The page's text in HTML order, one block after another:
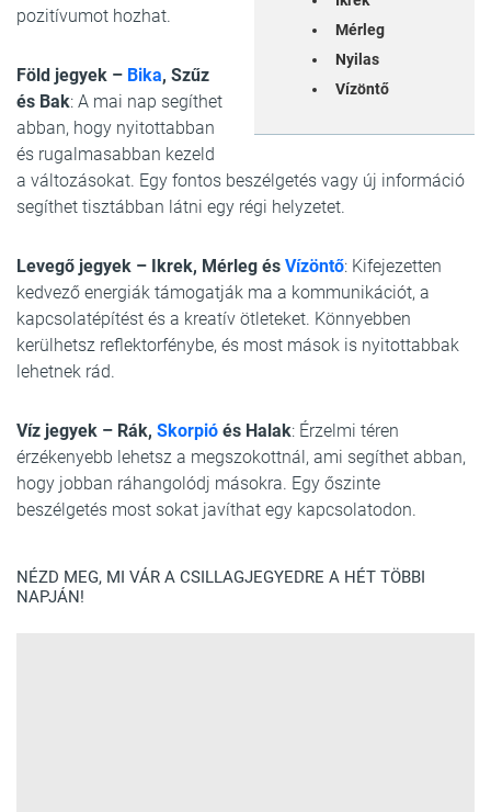
Mérleg
Nyilas
Vízöntő
pozitívumot hozhat.
Föld jegyek – Bika, Szűz
és Bak: A mai nap segíthet
abban, hogy nyitottabban
és rugalmasabban kezeld
a változásokat. Egy fontos beszélgetés vagy új információ
segíthet tisztábban látni egy régi helyzetet.
Levegő jegyek – Ikrek, Mérleg és Vízöntő: Kifejezetten
kedvező energiák támogatják ma a kommunikációt, a
kapcsolatépítést és a kreatív ötleteket. Könnyebben
kerülhetsz reflektorfénybe, és most mások is nyitottabbak
lehetnek rád.
Víz jegyek – Rák, Skorpió és Halak: Érzelmi téren
érzékenyebb lehetsz a megszokottnál, ami segíthet abban,
hogy jobban ráhangolódj másokra. Egy őszinte
beszélgetés most sokat javíthat egy kapcsolatodon.
NÉZD MEG, MI VÁR A CSILLAGJEGYEDRE A HÉT TÖBBI
NAPJÁN!